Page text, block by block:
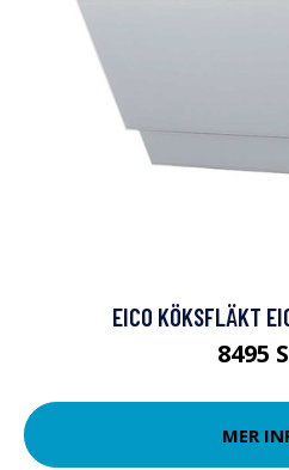
EICO KÖKSFLÄKT
8495
MER